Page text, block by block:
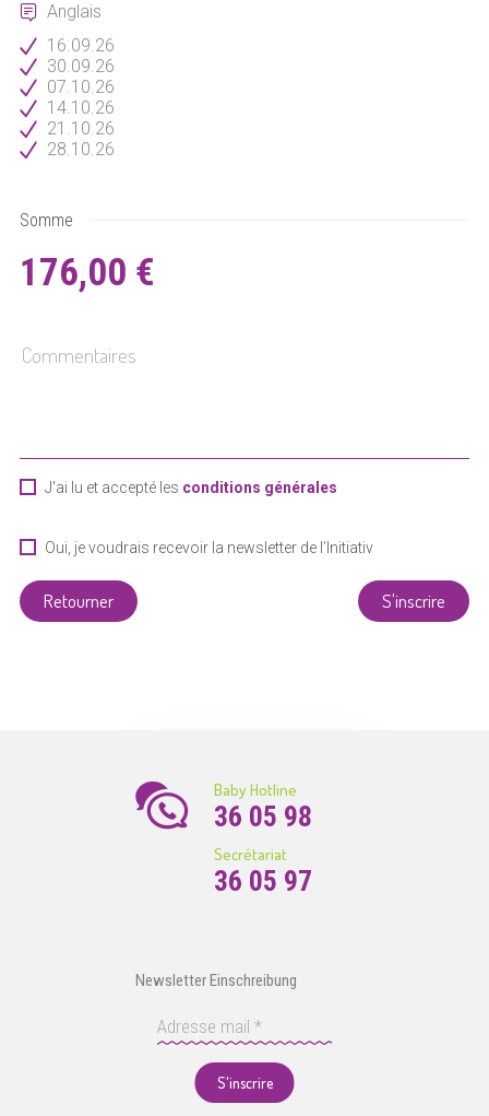
Anglais
16.09.26
30.09.26
07.10.26
14.10.26
21.10.26
28.10.26
Somme
176,00 €
J'ai lu et accepté les conditions générales
Oui, je voudrais recevoir la newsletter de l’Initiativ
S'inscrire
Retourner
Baby Hotline
36 05 98
Secrétariat
36 05 97
Newsletter Einschreibung
S'inscrire